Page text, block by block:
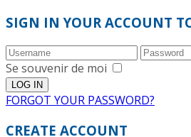
SIGN IN YOUR ACCOUNT
Se souvenir de moi
FORGOT YOUR PASSWORD?
CREATE ACCOUNT